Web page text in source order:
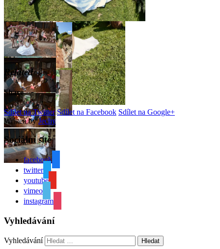
Related
Share
Sdílet na Twitter Sdílet na Facebook Sdílet na Google+
Written by Jechy
Sociální sítě
facebook
twitter
youtube
vimeo
instagram
Vyhledávání
Vyhledávání